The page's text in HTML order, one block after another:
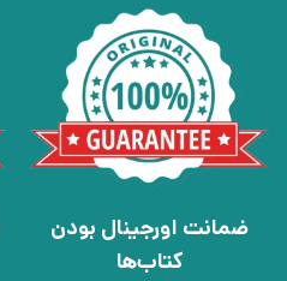
ضمانت اورجینال بودن
کتاب‌ها